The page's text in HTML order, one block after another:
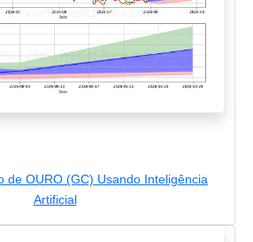
de OURO (GC) Usando Inteligência
Artificial